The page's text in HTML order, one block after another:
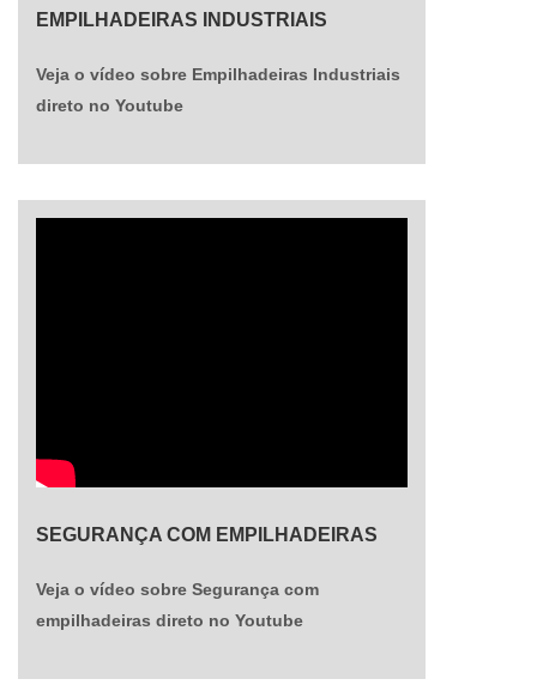
EMPILHADEIRAS INDUSTRIAIS
Veja o vídeo sobre Empilhadeiras Industriais
direto no Youtube
SEGURANÇA COM EMPILHADEIRAS
Veja o vídeo sobre Segurança com
empilhadeiras direto no Youtube